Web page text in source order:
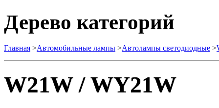
Дерево категорий
Главная >Автомобильные лампы >Автолампы светодиодные >
W21W / WY21W